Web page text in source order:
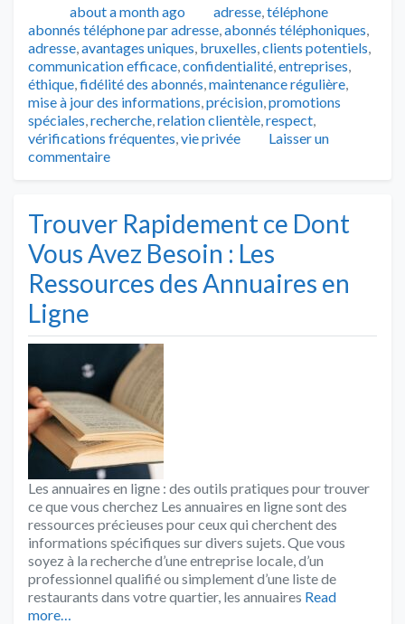
Publié
about a month ago Catégories
adresse,téléphone
abonnés téléphone par adresse,abonnés téléphoniques,
adresse,avantages uniques, bruxelles,clients potentiels,
communication efficace,confidentialité,entreprises,
éthique,fidélité des abonnés,maintenance régulière,
mise à jour des informations,précision,promotions
spéciales,recherche,relation clientèle,respect,
vérifications fréquentes,vie privée
Laisser un
commentaire
Trouver Rapidement ce Dont
Vous Avez Besoin : Les
Ressources des Annuaires en
Ligne
Les annuaires en ligne : des outils pratiques pour trouver
ce que vous cherchez Les annuaires en ligne sont des
ressources précieuses pour ceux qui cherchent des
informations spécifiques sur divers sujets. Que vous
soyez à la recherche d’une entreprise locale, d’un
professionnel qualifié ou simplement d’une liste de
restaurants dans votre quartier, les annuaires Read
more…